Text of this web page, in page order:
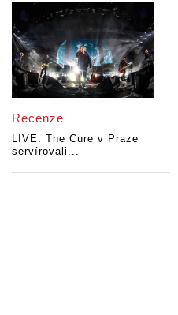
Recenze
LIVE: The Cure v Praze
servírovali...